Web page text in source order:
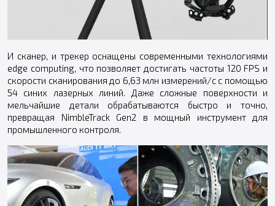
И сканер, и трекер оснащены современными технологиями
edge computing, что позволяет достигать частоты 120 FPS и
скорости сканирования до 6,63 млн измерений/с с помощью
54 синих лазерных линий. Даже сложные поверхности и
мельчайшие детали обрабатываются быстро и точно,
превращая NimbleTrack Gen2 в мощный инструмент для
промышленного контроля.